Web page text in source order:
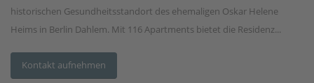
historischen Gesundheitsstandort des ehemaligen Oskar Helene
Heims in Berlin Dahlem. Mit 116 Apartments bietet die Residenz...
Kontakt aufnehmen